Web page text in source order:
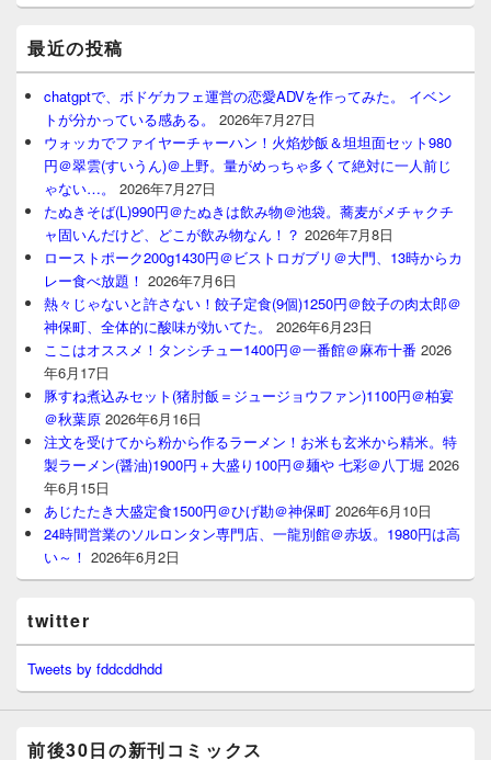
最近の投稿
chatgptで、ボドゲカフェ運営の恋愛ADVを作ってみた。 イベン
トが分かっている感ある。
2026年7月27日
ウォッカでファイヤーチャーハン！火焰炒飯＆坦坦面セット980
円＠翠雲(すいうん)＠上野。量がめっちゃ多くて絶対に一人前じ
ゃない…。
2026年7月27日
たぬきそば(L)990円＠たぬきは飲み物＠池袋。蕎麦がメチャクチ
ャ固いんだけど、どこが飲み物なん！？ 2026年7月8日
ローストポーク200g1430円＠ビストロガブリ＠大門、13時からカ
レー食べ放題！ 2026年7月6日
熱々じゃないと許さない！餃子定食(9個)1250円＠餃子の肉太郎＠
神保町、全体的に酸味が効いてた。
2026年6月23日
ここはオススメ！タンシチュー1400円＠一番館＠麻布十番 2026
年6月17日
豚すね煮込みセット(猪肘飯＝ジュージョウファン)1100円＠柏宴
＠秋葉原 2026年6月16日
注文を受けてから粉から作るラーメン！お米も玄米から精米。特
製ラーメン(醤油)1900円＋大盛り100円＠麺や 七彩＠八丁堀 2026
年6月15日
あじたたき大盛定食1500円＠ひげ勘＠神保町 2026年6月10日
24時間営業のソルロンタン専門店、一龍別館＠赤坂。1980円は高
い～！ 2026年6月2日
twitter
Tweets by fddcddhdd
前後30日の新刊コミックス